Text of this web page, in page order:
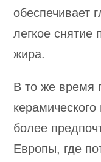
обеспечивает
легкое снятие
жира.
В то же время
более
Европы, где